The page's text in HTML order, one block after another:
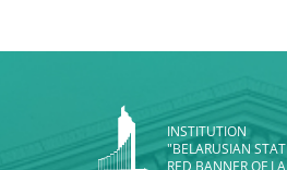
INSTITUTION
"BELARUSIAN
RED BANNER OF